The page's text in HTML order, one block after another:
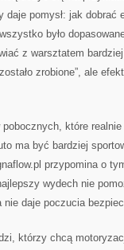
pomysł: jak dobrać
było
z warsztatem
zrobione”, ale
które
ma być bardziej
przypomina o
wydech nie
daje poczucia
którzy chcą